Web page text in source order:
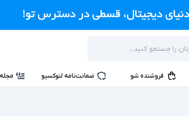
فروشنده شو ضمانت‌نامه لنوکسیو